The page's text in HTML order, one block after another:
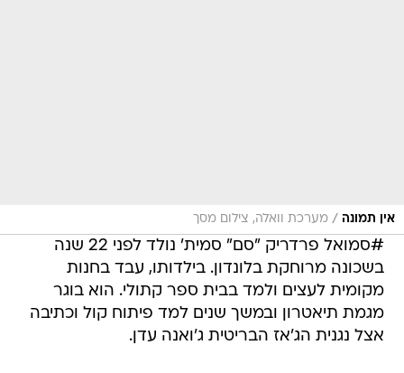
אין תמונה / מערכת וואלה, צילום מסך
#סמואל פרדריק "סם" סמית' נולד לפני 22 שנה
בשכונה מרוחקת בלונדון. בילדותו, עבד בחנות
מקומית לעצים ולמד בבית ספר קתולי. הוא בוגר
מגמת תיאטרון ובמשך שנים למד פיתוח קול וכתיבה
אצל נגנית הג'אז הבריטית ג'ואנה עדן.